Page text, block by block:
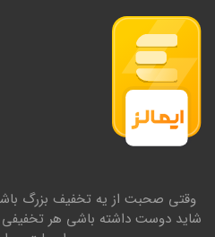
وقتی صحبت از یه تخفیف بزرگ
شاید دوست داشته باشی هر تخفیفی